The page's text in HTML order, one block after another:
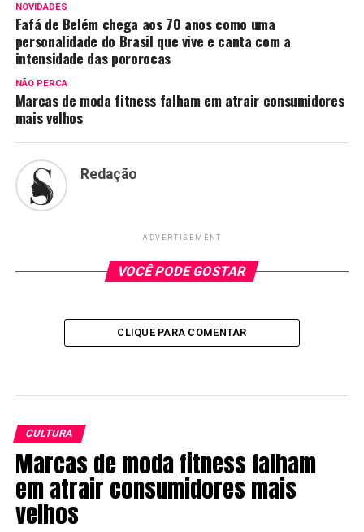
NOVIDADES
Fafá de Belém chega aos 70 anos como uma
personalidade do Brasil que vive e canta com a
intensidade das pororocas
NÃO PERCA
Marcas de moda fitness falham em atrair consumidores
mais velhos
Redação
ADVERTISEMENT
VOCÊ PODE GOSTAR
CLIQUE PARA COMENTAR
CULTURA
Marcas de moda fitness falham
em atrair consumidores mais
velhos